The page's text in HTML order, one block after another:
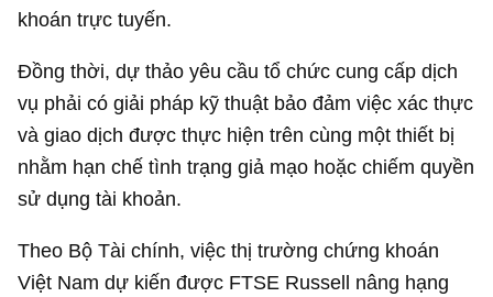
khoán trực tuyến.
Đồng thời, dự thảo yêu cầu tổ chức cung cấp dịch
vụ phải có giải pháp kỹ thuật bảo đảm việc xác thực
và giao dịch được thực hiện trên cùng một thiết bị
nhằm hạn chế tình trạng giả mạo hoặc chiếm quyền
sử dụng tài khoản.
Theo Bộ Tài chính, việc thị trường chứng khoán
Việt Nam dự kiến được FTSE Russell nâng hạng